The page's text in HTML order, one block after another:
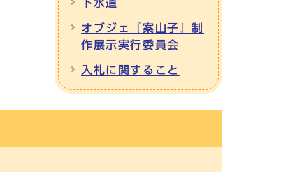
下水道
オブジェ『案山子』制
作展示実行委員会
入札に関すること